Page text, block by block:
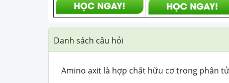
Danh sách câu hỏi
Amino axit là hợp chất hữu cơ trong phân tử